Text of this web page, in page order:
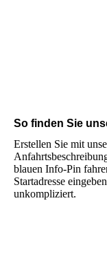
So finden Sie
Erstellen Sie mit
blauen Info-Pin
Startadresse
unkompliziert.